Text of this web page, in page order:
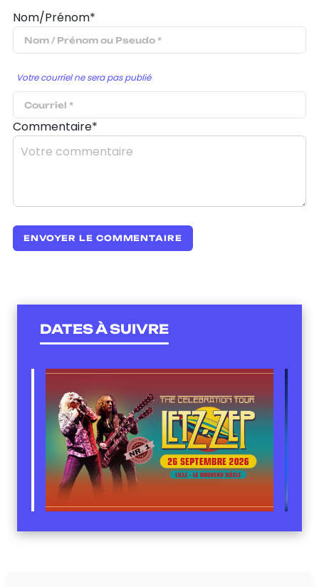
Nom/Prénom*
Votre courriel ne sera pas publié
Commentaire*
DATES À SUIVRE